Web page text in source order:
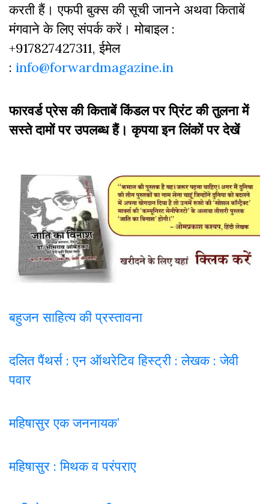
करती हैं। एफपी बुक्‍स की सूची जानने अथवा किताबें
मंगवाने के लिए संपर्क करें। मोबाइल :
+917827427311, ईमेल
: info@forwardmagazine.in
फारवर्ड प्रेस की किताबें किंडल पर प्रिंट की तुलना में
सस्ते दामों पर उपलब्ध हैं। कृपया इन लिंकों पर देखें
बहुजन साहित्य की प्रस्तावना
दलित पैंथर्स : एन ऑथरेटिव हिस्ट्री : लेखक : जेवी
पवार
महिषासुर एक जननायक’
महिषासुर : मिथक व परंपराए